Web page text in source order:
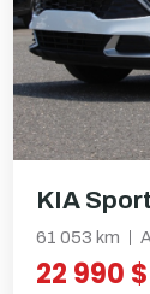
KIA
61 053 km
22 990 $